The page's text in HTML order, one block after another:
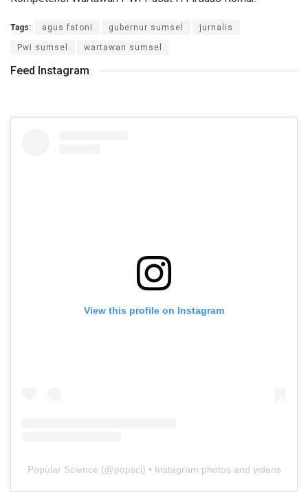
Tags: agus fatoni gubernur sumsel jurnalis
Pwi sumsel wartawan sumsel
Feed Instagram
View this profile on Instagram
Popular Science (@popsci) • Instagram photos and videos